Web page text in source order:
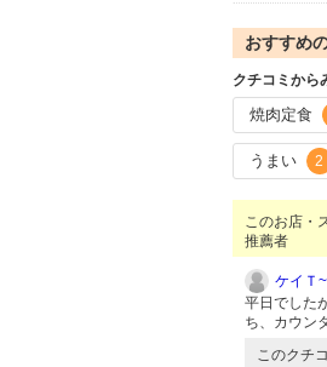
おすすめ
クチコミから
焼肉定食
うまい 2
このお店・
推薦者
ケイＴ~
平日でした
ち、カウン
このクチ